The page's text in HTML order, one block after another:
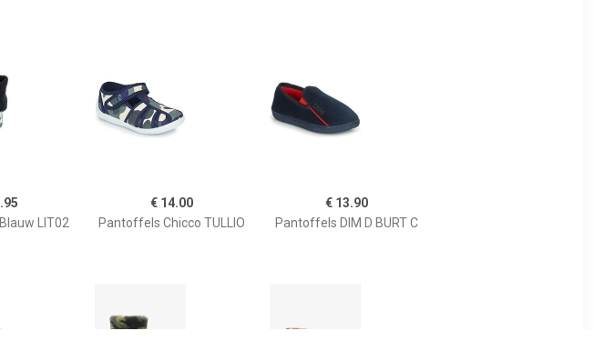
LIT02
€ 14.00
Pantoffels Chicco TULLIO
€ 13.90
Pantoffels DIM D BURT C